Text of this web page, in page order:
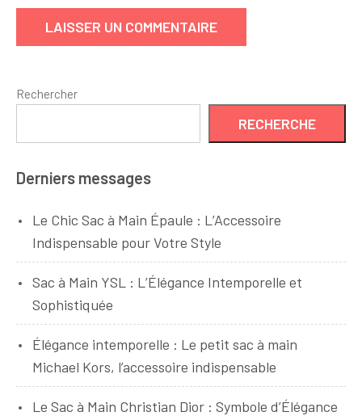
Rechercher
RECHERCHE
Derniers messages
Le Chic Sac à Main Épaule : L’Accessoire
Indispensable pour Votre Style
Sac à Main YSL : L’Élégance Intemporelle et
Sophistiquée
Élégance intemporelle : Le petit sac à main
Michael Kors, l’accessoire indispensable
Le Sac à Main Christian Dior : Symbole d’Élégance